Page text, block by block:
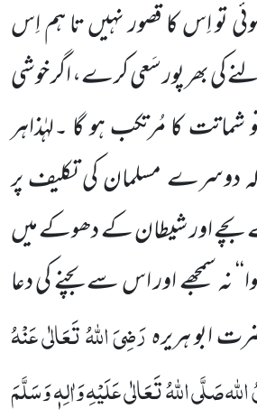
تو اِس کا قصور نہیں تا ہم اِس
کی بھر پور سَعی کرے، اگر خوشی
شماتت کا مُرتکب ہو گا ۔لہٰذاہر
دوسرے مسلمان کی تکلیف پر
اور شیطان کے دھوکے میں
نہ سمجھے اور اس سے بچنے کی دعا
ابو ہریرہرَضِیَ اللہُ تَعَالٰی عَنْہُ
صَلَّی اللہُ تَعَالٰی عَلَیْہِ وَاٰلِہٖ وَسَلَّمَ